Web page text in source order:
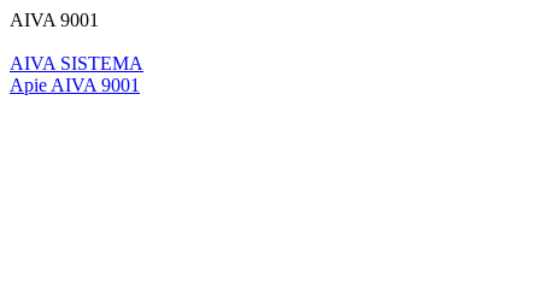
AIVA 9001
AIVA SISTEMA
Apie AIVA 9001